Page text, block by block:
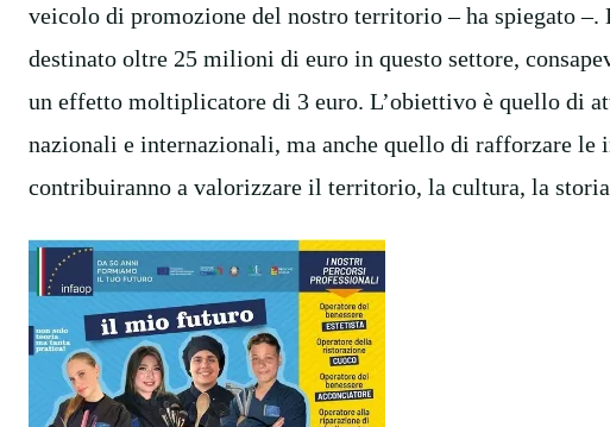
veicolo di promozione del nostro territorio – ha spiegato
destinato oltre 25 milioni di euro in questo settore,
un effetto moltiplicatore di 3 euro. L’obiettivo è quello di
nazionali e internazionali, ma anche quello di rafforzare le
contribuiranno a valorizzare il territorio, la cultura, la